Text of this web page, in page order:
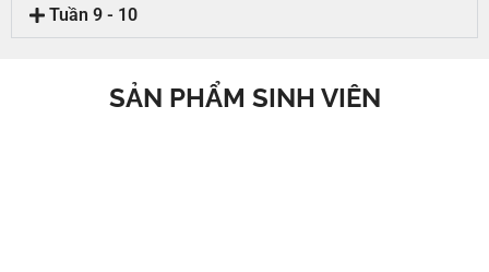
Tuần 9 - 10
SẢN PHẨM SINH VIÊN